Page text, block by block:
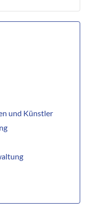
und Künstler